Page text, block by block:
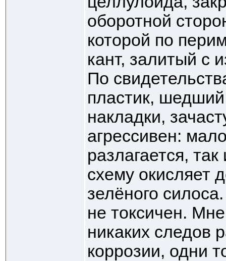
оборотной
которой по
кант, залитый с
По
пластик, шедший
накладки,
агрессивен:
разлагается,
схему окисляет
зелёного
не токсичен.
никаких следов
коррозии, одни